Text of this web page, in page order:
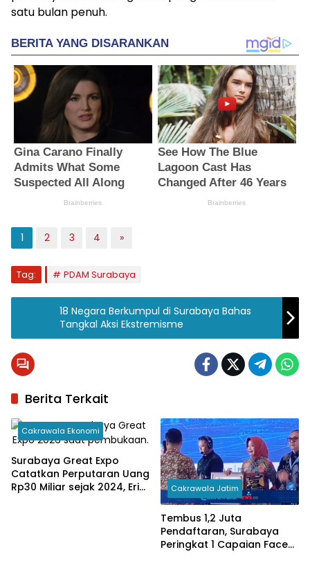
satu bulan penuh.
1 2 3 4 »
Tag: PDAM Surabaya
18 Negara Berkumpul di Surabaya Bahas
Tangkal Aksi Ekstremisme
Berita Terkait
Cakrawala Ekonomi
Surabaya Great Expo
Catatkan Perputaran Uang
Rp30 Miliar sejak 2024, Eri
Cakrawala Jatim
Tembus 1,2 Juta
Pendaftaran, Surabaya
Peringkat 1 Capaian Face